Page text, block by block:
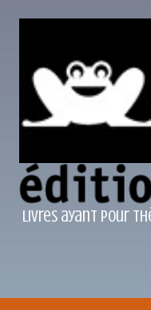
Livres ayant pour